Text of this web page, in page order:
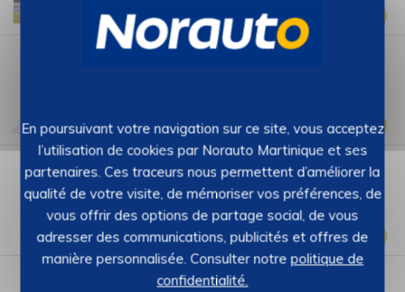
6,99
Pinceau a mastic HPX 335939
4,99 Ajouter
POIGNÉE AÉROSOL BOMBE PEINTURE
AUTO-K–REF : 2556131
Stock : 18
4.4 (7)
7,99€ Ajouter
Ruban adhésif aluminium 50 mm x 5 m HPX
REF : 500209
En poursuivant votre navigation sur ce site, vous acceptez
l’utilisation de cookies par Norauto Martinique et ses
partenaires. Ces traceurs nous permettent d’améliorer la
qualité de votre visite, de mémoriser vos préférences, de
vous offrir des options de partage social, de vous
adresser des communications, publicités et offres de
manière personnalisée. Consulter notre politique de
confidentialité.